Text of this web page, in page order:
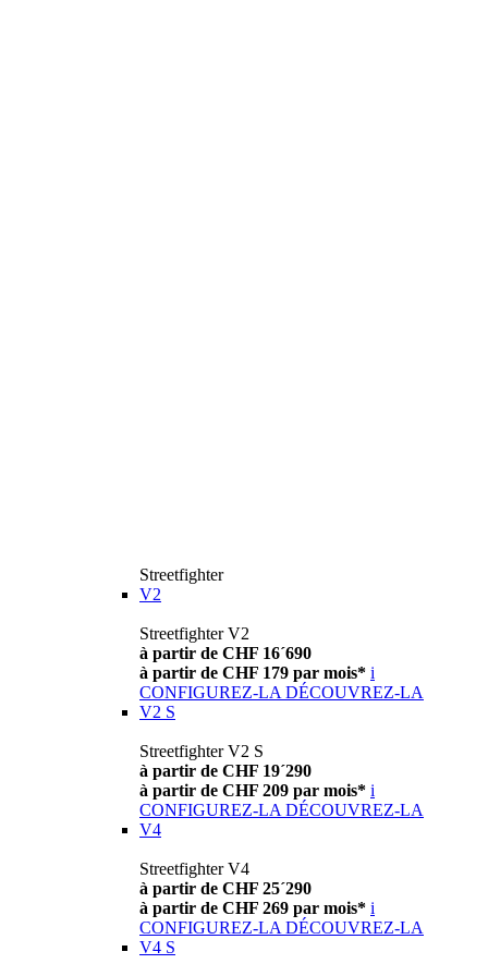
Streetfighter
V2
Streetfighter V2
à partir de CHF 16´690
à partir de CHF 179 par mois* i
CONFIGUREZ-LA DÉCOUVREZ-LA
V2 S
Streetfighter V2 S
à partir de CHF 19´290
à partir de CHF 209 par mois* i
CONFIGUREZ-LA DÉCOUVREZ-LA
V4
Streetfighter V4
à partir de CHF 25´290
à partir de CHF 269 par mois* i
CONFIGUREZ-LA DÉCOUVREZ-LA
V4 S